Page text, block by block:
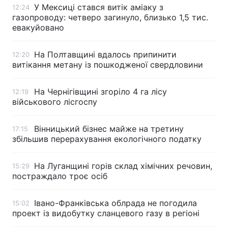
12:24 У Мексиці стався витік аміаку з
газопроводу: четверо загинуло, близько 1,5 тис.
евакуйовано
12:20
На Полтавщині вдалось припинити
витікання метану із пошкодженої свердловини
12:19
На Чернігівщині згоріло 4 га лісу
військового лісгоспу
17:15
Вінницький бізнес майже на третину
збільшив перерахування екологічного податку
15:29
На Луганщині горів склад хімічних речовин,
постраждало троє осіб
15:02
Івано-Франківська облрада не погодила
проект із видобутку сланцевого газу в регіоні